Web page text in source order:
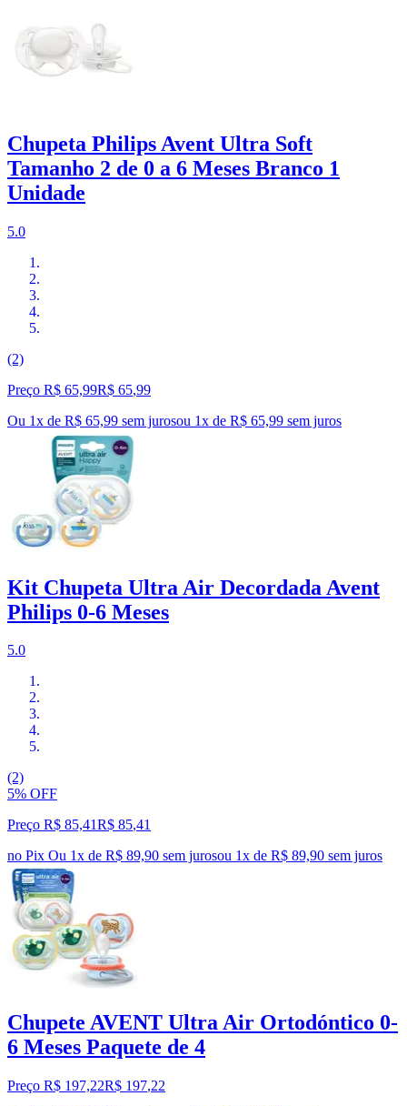
Chupeta Philips Avent Ultra Soft
Tamanho 2 de 0 a 6 Meses Branco 1
Unidade
5.0
(2)
Preço R$ 65,99R$ 65,99
Ou 1x de R$ 65,99 sem jurosou 1x de R$ 65,99 sem juros
Kit Chupeta Ultra Air Decordada Avent
Philips 0-6 Meses
5.0
(2)
5% OFF
Preço R$ 85,41R$ 85,41
no Pix Ou 1x de R$ 89,90 sem jurosou 1x de R$ 89,90 sem juros
Chupete AVENT Ultra Air Ortodóntico 0-
6 Meses Paquete de 4
Preço R$ 197,22R$ 197,22